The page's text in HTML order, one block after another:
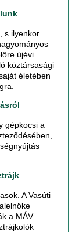
s ilyenkor
újévi
köztársasági
életében
gépkocsi a
A Vasúti
a MÁV